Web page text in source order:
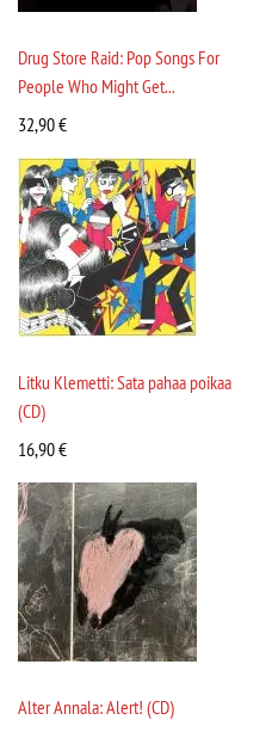
Drug Store Raid: Pop Songs For
People Who Might Get...
32,90€
Litku Klemetti: Sata pahaa poikaa
(CD)
16,90€
Alter Annala: Alert! (CD)